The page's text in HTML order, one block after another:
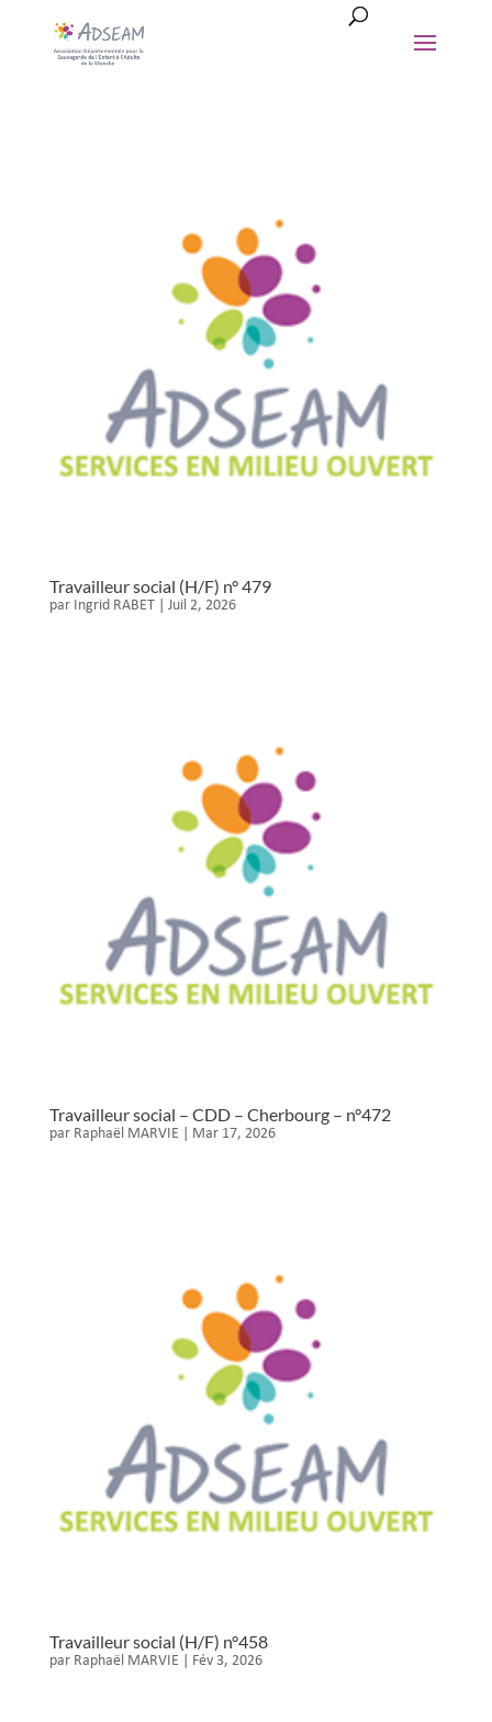
Travailleur social (H/F) n° 479
par Ingrid RABET| Juil 2, 2026
Travailleur social – CDD – Cherbourg – n°472
par Raphaël MARVIE Mar 17, 2026
Travailleur social (H/F) n°458
par Raphaël MARVIE Fév 3, 2026